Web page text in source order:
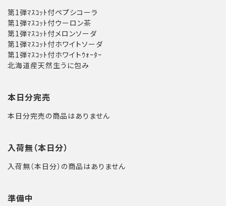
第1弾ﾏｽｺｯﾄ付ペプシコーラ
第1弾ﾏｽｺｯﾄ付ウーロン茶
第1弾ﾏｽｺｯﾄ付メロンソーダ
第1弾ﾏｽｺｯﾄ付ホワイトソーダ
第1弾ﾏｽｺｯﾄ付ホワイトｳｫｰﾀｰ
北海道産天然生うに包み
本日分完売
本日分完売の商品はありません
入荷無（本日分）
入荷無（本日分）の商品はありません
準備中